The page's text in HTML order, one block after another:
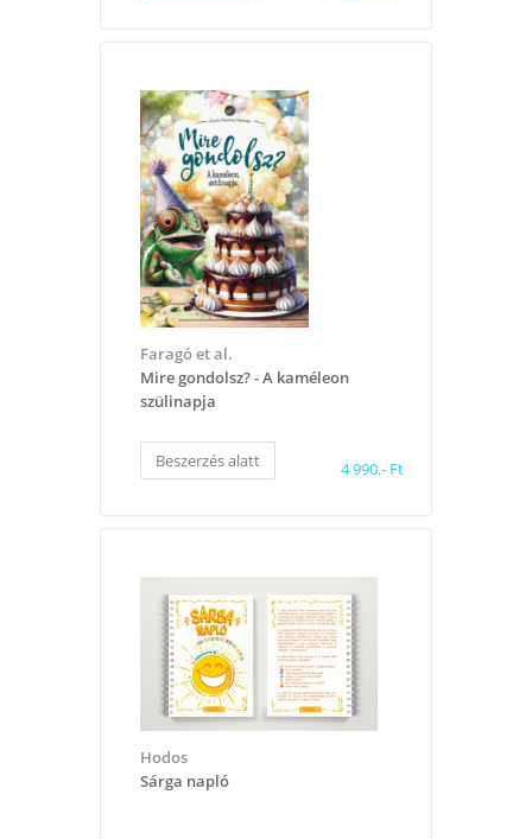
Faragó et al.
Mire gondolsz? - A kaméleon
szülinapja
Beszerzés alatt 4 990.- Ft
Hodos
Sárga napló